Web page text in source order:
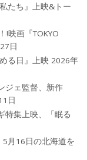
たち』上映&トー
!映画『TOKYO
日
る日』上映 2026年
ジェ監督、新作
日
特集上映、「眠る
5月16日の北海道を